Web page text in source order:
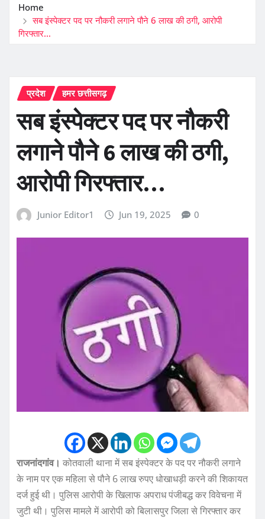
Home
सब इंस्पेक्टर पद पर नौकरी लगाने पौने 6 लाख की ठगी, आरोपी
गिरफ्तार…
प्रदेश हमर छत्तीसगढ़
सब इंस्पेक्टर पद पर नौकरी
लगाने पौने 6 लाख की ठगी,
आरोपी गिरफ्तार…
Junior Editor1 Jun 19, 2025 0
राजनांदगांव। कोतवाली थाना में सब इंस्पेक्टर के पद पर नौकरी लगाने
के नाम पर एक महिला से पौने 6 लाख रुपए धोखाधड़ी करने की शिकायत
दर्ज हुई थी। पुलिस आरोपी के खिलाफ अपराध पंजीबद्ध कर विवेचना में
जुटी थी। पुलिस मामले में आरोपी को बिलासपुर जिला से गिरफ्तार कर